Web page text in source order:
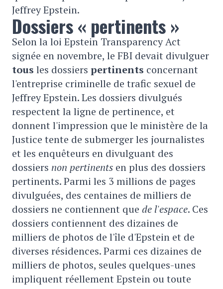
Jeffrey Epstein.
Dossiers « pertinents »
Selon la loi Epstein Transparency Act
signée en novembre, le FBI devait divulguer
tous les dossiers pertinents concernant
l'entreprise criminelle de trafic sexuel de
Jeffrey Epstein. Les dossiers divulgués
respectent la ligne de pertinence, et
donnent l'impression que le ministère de la
Justice tente de submerger les journalistes
et les enquêteurs en divulguant des
dossiers non pertinents en plus des dossiers
pertinents. Parmi les 3 millions de pages
divulguées, des centaines de milliers de
dossiers ne contiennent que de l'espace. Ces
dossiers contiennent des dizaines de
milliers de photos de l'île d'Epstein et de
diverses résidences. Parmi ces dizaines de
milliers de photos, seules quelques-unes
impliquent réellement Epstein ou toute